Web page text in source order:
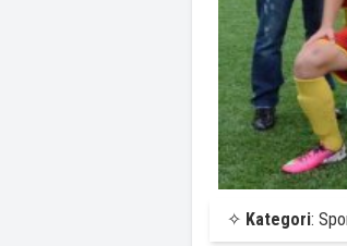
✧ Kategori: